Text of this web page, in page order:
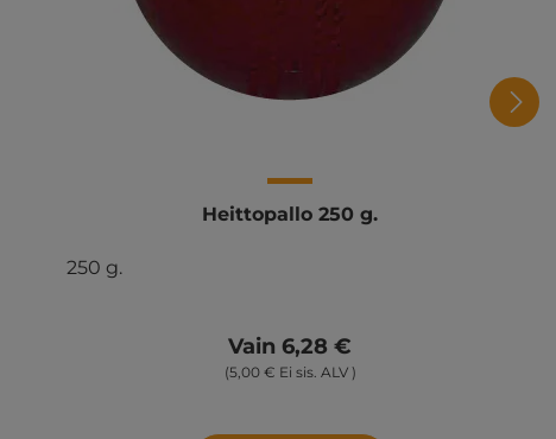
Heittopallo 250 g.
250 g.
Vain 6,28 €
(5,00 € Ei sis. ALV )